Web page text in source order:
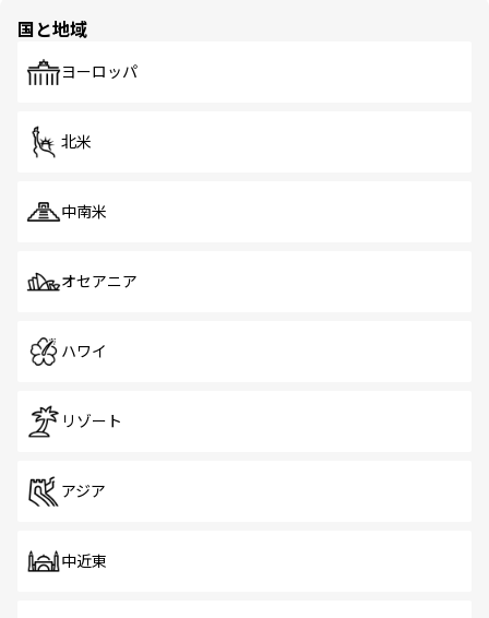
で、ホーカーズは地元の風情を楽しめる外せないスポット
国と地域
ヨーロッパ
北米
中南米
オセアニア
ハワイ
リゾート
アジア
中近東